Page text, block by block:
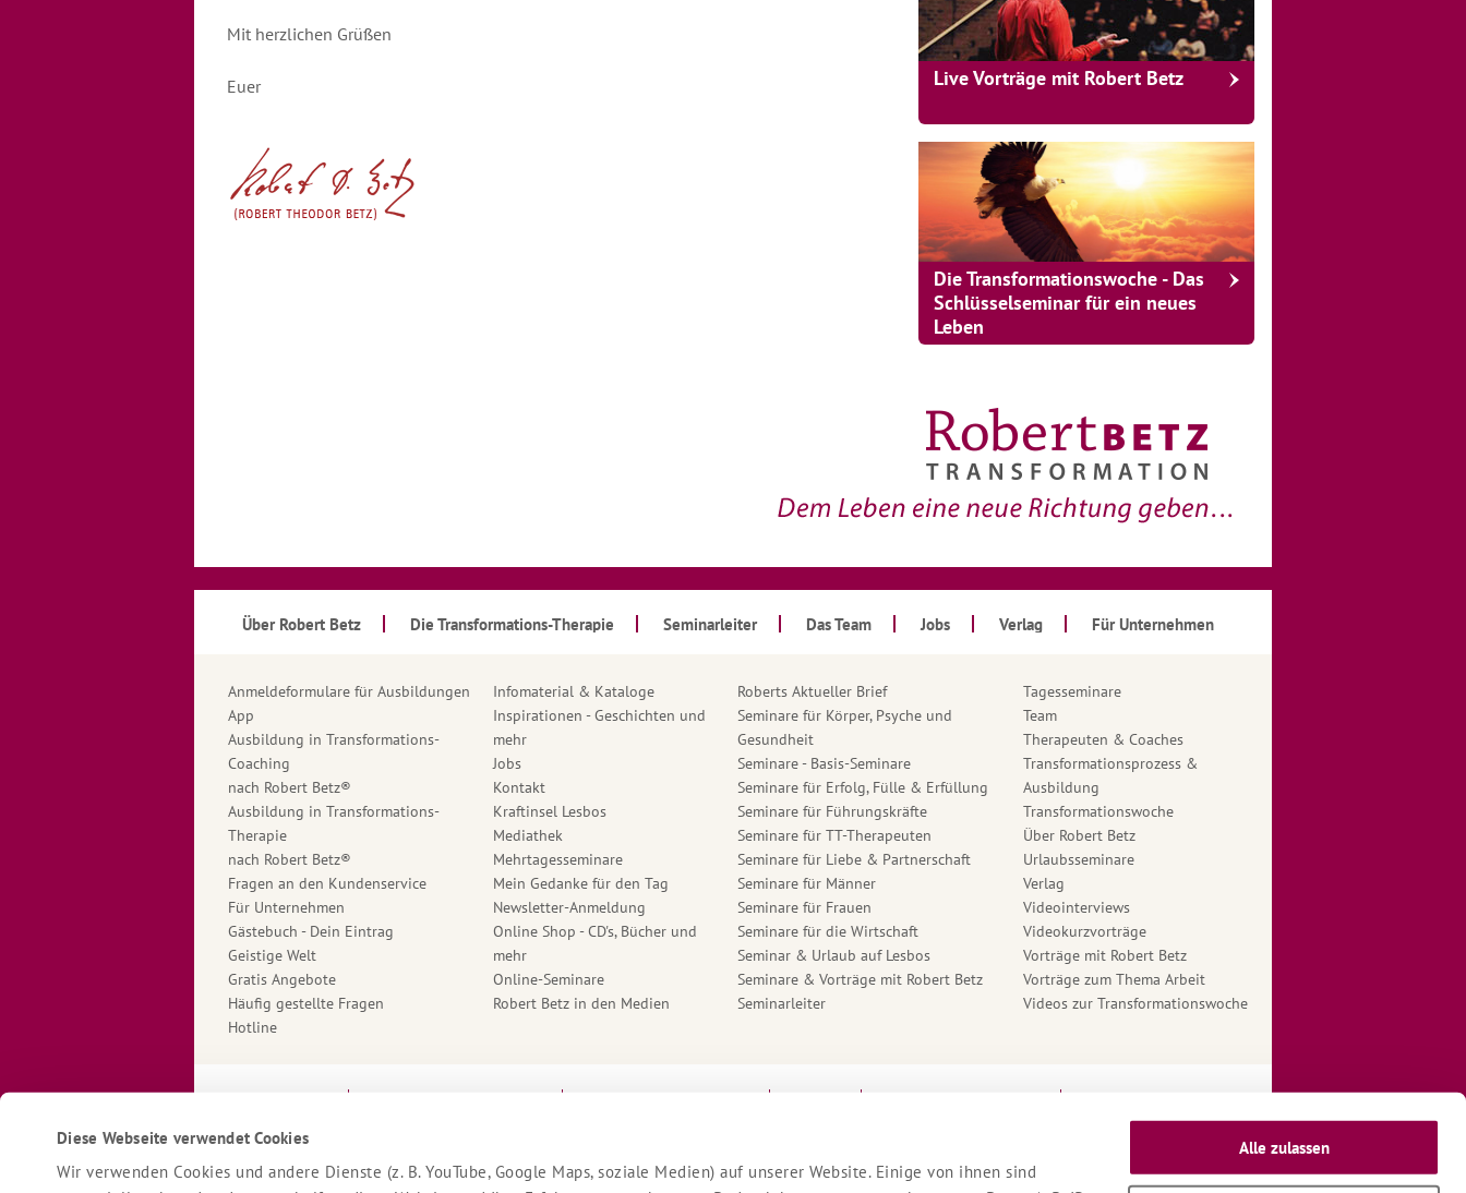
Diese Webseite verwendet Cookies
Wir verwenden Cookies und andere Dienste (z. B. YouTube, Google Maps, soziale Medien) auf unserer Website. Einige von ihnen sind
Alle zulassen
Mit herzlichen Grüßen
Euer Live Vorträge mit Robert Betz
Die Transformationswoche - Das
Schlüsselseminar für ein neues
Leben
Über Robert Betz Die Transformations-Therapie Seminarleiter Das Team Jobs Verlag Für Unternehmen
Anmeldeformulare für Ausbildungen
App
Ausbildung in Transformations-
Coaching
nach Robert Betz®
Ausbildung in Transformations-
Therapie
nach Robert Betz®
Fragen an den Kundenservice
Für Unternehmen
Gästebuch - Dein Eintrag
Geistige Welt
Gratis Angebote
Häufig gestellte Fragen
Hotline
Infomaterial & Kataloge
Inspirationen - Geschichten und
mehr
Jobs
Kontakt
Kraftinsel Lesbos
Mediathek
Mehrtagesseminare
Mein Gedanke für den Tag
Newsletter-Anmeldung
Online Shop - CD's, Bücher und
mehr
Online-Seminare
Robert Betz in den Medien
Roberts Aktueller Brief
Seminare für Körper, Psyche und
Gesundheit
Seminare - Basis-Seminare
Seminare für Erfolg, Fülle & Erfüllung
Seminare für Führungskräfte
Seminare für TT-Therapeuten
Seminare für Liebe & Partnerschaft
Seminare für Männer
Seminare für Frauen
Seminare für die Wirtschaft
Seminar & Urlaub auf Lesbos
Seminare & Vorträge mit Robert Betz
Seminarleiter
Tagesseminare
Team
Therapeuten & Coaches
Transformationsprozess &
Ausbildung
Transformationswoche
Über Robert Betz
Urlaubsseminare
Verlag
Videointerviews
Videokurzvorträge
Vorträge mit Robert Betz
Vorträge zum Thema Arbeit
Videos zur Transformationswoche